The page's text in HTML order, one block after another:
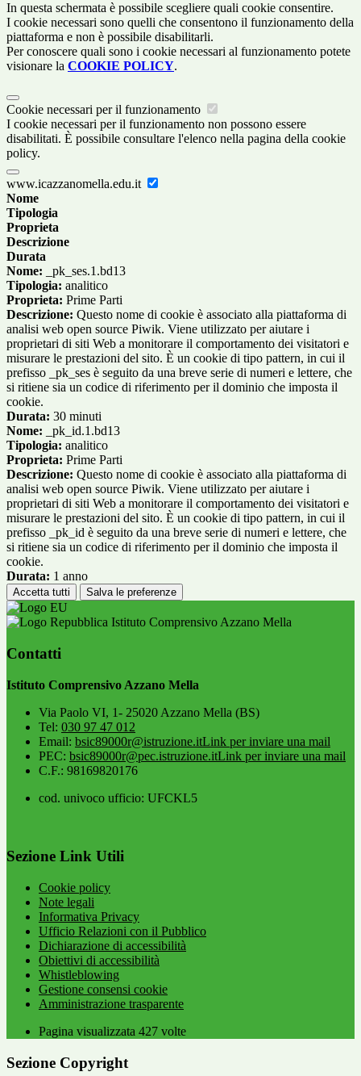
In questa schermata è possibile scegliere quali cookie consentire.
I cookie necessari sono quelli che consentono il funzionamento della
piattaforma e non è possibile disabilitarli.
Per conoscere quali sono i cookie necessari al funzionamento potete
visionare la COOKIE POLICY.
Cookie necessari per il funzionamento
I cookie necessari per il funzionamento non possono essere
disabilitati. È possibile consultare l'elenco nella pagina della cookie
policy.
www.icazzanomella.edu.it
Nome
Tipologia
Proprieta
Descrizione
Durata
Nome: _pk_ses.1.bd13
Tipologia: analitico
Proprieta: Prime Parti
Descrizione: Questo nome di cookie è associato alla piattaforma di
analisi web open source Piwik. Viene utilizzato per aiutare i
proprietari di siti Web a monitorare il comportamento dei visitatori e
misurare le prestazioni del sito. È un cookie di tipo pattern, in cui il
prefisso _pk_ses è seguito da una breve serie di numeri e lettere, che
si ritiene sia un codice di riferimento per il dominio che imposta il
cookie.
Durata: 30 minuti
Nome: _pk_id.1.bd13
Tipologia: analitico
Proprieta: Prime Parti
Descrizione: Questo nome di cookie è associato alla piattaforma di
analisi web open source Piwik. Viene utilizzato per aiutare i
proprietari di siti Web a monitorare il comportamento dei visitatori e
misurare le prestazioni del sito. È un cookie di tipo pattern, in cui il
prefisso _pk_id è seguito da una breve serie di numeri e lettere, che
si ritiene sia un codice di riferimento per il dominio che imposta il
cookie.
Durata: 1 anno
Accetta tutti Salva le preferenze
Istituto Comprensivo Azzano Mella
Contatti
Istituto Comprensivo Azzano Mella
Via Paolo VI, 1- 25020 Azzano Mella (BS)
Tel: 030 97 47 012
Email: bsic89000r@istruzione.itLink per inviare una mail
PEC: bsic89000r@pec.istruzione.itLink per inviare una mail
C.F.: 98169820176
cod. univoco ufficio: UFCKL5
Sezione Link Utili
Cookie policy
Note legali
Informativa Privacy
Ufficio Relazioni con il Pubblico
Dichiarazione di accessibilità
Obiettivi di accessibilità
Whistleblowing
Gestione consensi cookie
Amministrazione trasparente
Pagina visualizzata 427 volte
Sezione Copyright